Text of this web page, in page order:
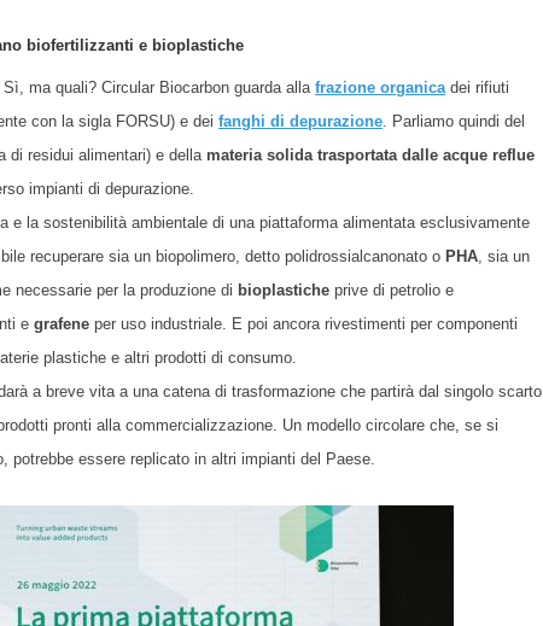
biofertilizzanti e bioplastiche
ma quali? Circular Biocarbon guarda alla frazione organicadei rifiuti
con la sigla FORSU) e dei fanghi di depurazione. Parliamo quindi del
di residui alimentari) e della materia solida trasportata dalle acque reflue
impianti di depurazione.
e la sostenibilità ambientale di una piattaforma alimentata esclusivamente
recuperare sia un biopolimero, detto polidrossialcanonato o PHA, sia un
necessarie per la produzione di bioplastiche prive di petrolio e
e grafene per uso industriale. E poi ancora rivestimenti per componenti
plastiche e altri prodotti di consumo.
a breve vita a una catena di trasformazione che partirà dal singolo scarto
pronti alla commercializzazione. Un modello circolare che, se si
potrebbe essere replicato in altri impianti del Paese.